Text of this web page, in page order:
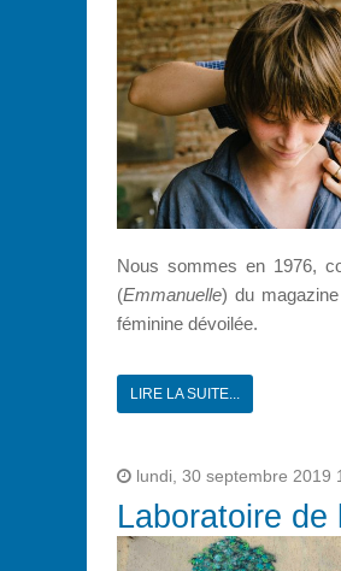
Nous sommes en 1976,
(Emmanuelle) du
féminine dévoilée.
LIRE LA SUITE...
lundi, 30 septembre 2019
Laboratoire de